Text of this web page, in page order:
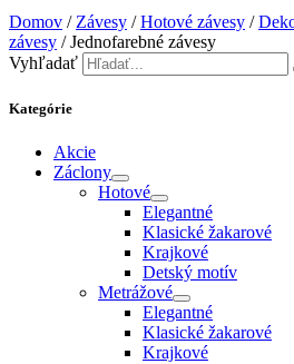
Domov / Závesy /Hotové závesy /
závesy / Jednofarebné závesy
Vyhľadať
Kategórie
Akcie
Záclony
Hotové
Elegantné
Klasické žakarové
Krajkové
Detský motív
Metrážové
Elegantné
Klasické žakarové
Krajkové